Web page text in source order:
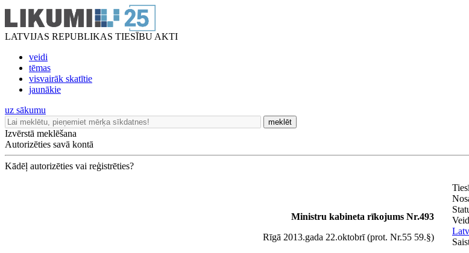
LATVIJAS REPUBLIKAS TIESĪBU AKTI
veidi
tēmas
visvairāk skatītie
jaunākie
uz sākumu
meklēt
Izvērstā meklēšana
Autorizēties savā kontā
Kādēļ autorizēties vai reģistrēties?
Ministru kabineta rīkojums Nr.493
Rīgā 2013.gada 22.oktobrī (prot. Nr.55 59.§)